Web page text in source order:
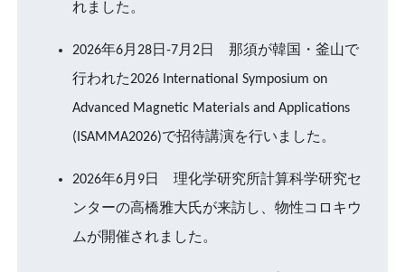
れました。
2026年6月28日-7月2日 那須が韓国・釜山で
行われた2026 International Symposium on
Advanced Magnetic Materials and Applications
(ISAMMA2026)で招待講演を行いました。
2026年6月9日 理化学研究所計算科学研究セ
ンターの高橋雅大氏が来訪し、物性コロキウ
ムが開催されました。